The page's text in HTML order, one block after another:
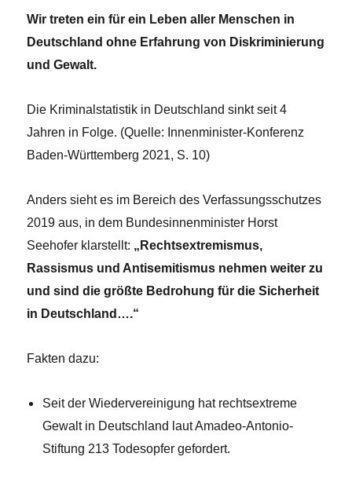
Wir treten ein für ein Leben aller Menschen in
Deutschland ohne Erfahrung von Diskriminierung
und Gewalt.
Die Kriminalstatistik in Deutschland sinkt seit 4
Jahren in Folge. (Quelle: Innenminister-Konferenz
Baden-Württemberg 2021, S. 10)
Anders sieht es im Bereich des Verfassungsschutzes
2019 aus, in dem Bundesinnenminister Horst
Seehofer klarstellt: „Rechtsextremismus,
Rassismus und Antisemitismus nehmen weiter zu
und sind die größte Bedrohung für die Sicherheit
in Deutschland….“
Fakten dazu:
Seit der Wiedervereinigung hat rechtsextreme
Gewalt in Deutschland laut Amadeo-Antonio-
Stiftung 213 Todesopfer gefordert.